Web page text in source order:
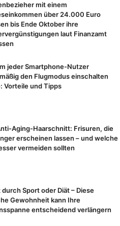
mit einem
über 24.000 Euro
bis Ende Oktober ihre
laut Finanzamt
jeder Smartphone-Nutzer
den Flugmodus einschalten
Vorteile und Tipps
Aging-Haarschnitt: Frisuren, die
erscheinen lassen – und welche
vermeiden sollten
durch Sport oder Diät – Diese
Gewohnheit kann Ihre
entscheidend verlängern